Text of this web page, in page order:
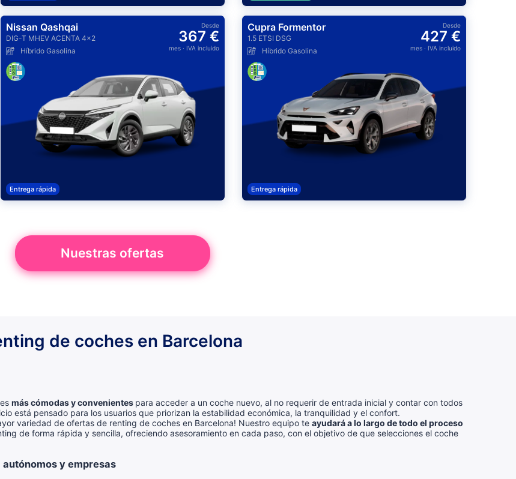
Nissan Qashqai
DIG-T MHEV ACENTA 4x2
Híbrido Gasolina
Desde
367 €
mes· IVA incluido
Entrega rápida
Cupra Formentor
1.5 ETSI DSG
Híbrido Gasolina
Desde
427 €
mes· IVA incluido
Entrega rápida
Nuestras ofertas
de coches en Barcelona
más cómodas y convenientes para acceder a un coche nuevo, al no requerir de entrada inicial y contar con todos
está pensado para los usuarios que priorizan la estabilidad económica, la tranquilidad y el confort.
variedad de ofertas de renting de coches en Barcelona! Nuestro equipo te ayudará a lo largo de todo el proceso
de forma rápida y sencilla, ofreciendo asesoramiento en cada paso, con el objetivo de que selecciones el coche
y empresas